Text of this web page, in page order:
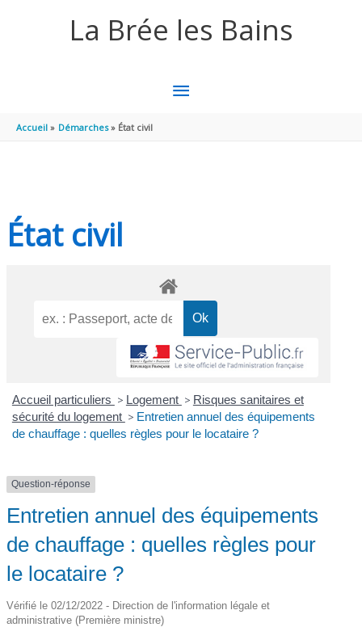
La Brée les Bains
MENU
Accueil Démarches État civil
État civil
Accueil particuliers > Logement > Risques sanitaires et
sécurité du logement > Entretien annuel des équipements
de chauffage : quelles règles pour le locataire ?
Question-réponse
Entretien annuel des équipements
de chauffage : quelles règles pour
le locataire ?
Vérifié le 02/12/2022 - Direction de l'information légale et
administrative (Première ministre)